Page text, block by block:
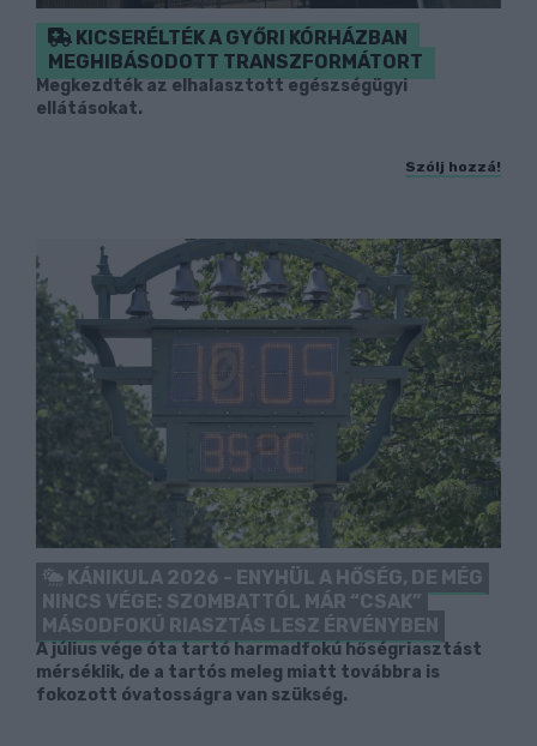
KICSERÉLTÉK A GYŐRI KÓRHÁZBAN
MEGHIBÁSODOTT TRANSZFORMÁTORT
Megkezdték az elhalasztott egészségügyi
ellátásokat.
Szólj hozzá!
KÁNIKULA 2026 - ENYHÜL A HŐSÉG, DE MÉG
NINCS VÉGE: SZOMBATTÓL MÁR “CSAK”
MÁSODFOKÚ RIASZTÁS LESZ ÉRVÉNYBEN
A július vége óta tartó harmadfokú hőségriasztást
mérséklik, de a tartós meleg miatt továbbra is
fokozott óvatosságra van szükség.